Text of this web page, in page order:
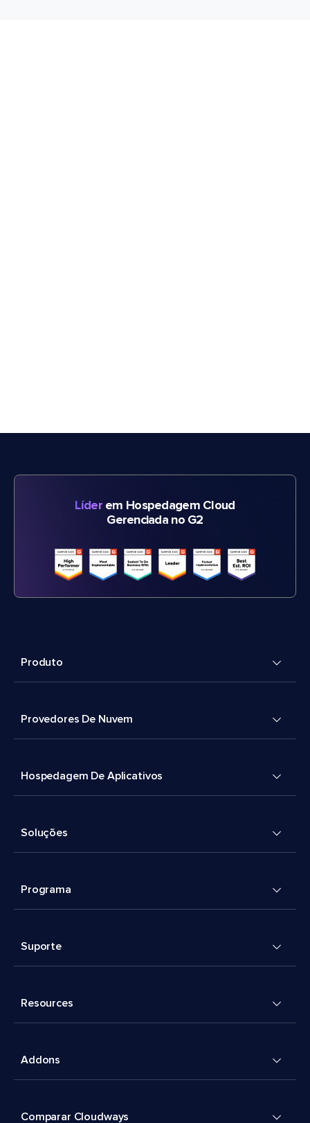
Líderem Hospedagem Cloud
Gerenciada no G2
Produto
Provedores De Nuvem
Hospedagem De Aplicativos
Soluções
Programa
Suporte
Resources
Addons
Comparar Cloudways